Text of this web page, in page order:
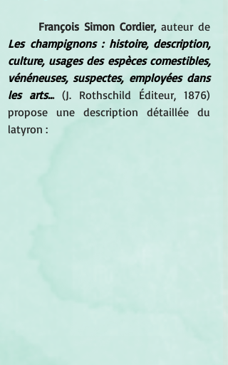
François Simon Cordier,
Les champignons : histoire, description,
culture, usages des espèces comestibles,
vénéneuses, suspectes, employées dans
les arts... (J. Rothschild Éditeur, 1876)
propose une description détaillée du
latyron :